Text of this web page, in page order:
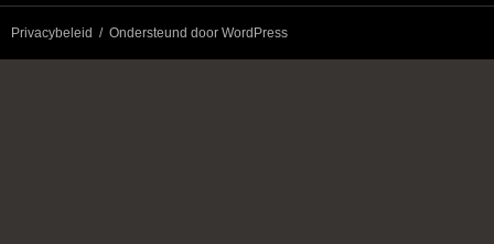
Privacybeleid Ondersteund door WordPress